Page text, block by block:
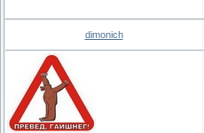
dimonich